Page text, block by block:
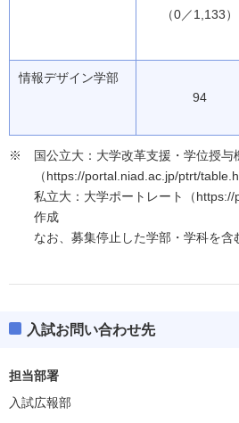
（0／1,133）
情報デザイン学部
94
国公立大：大学改革支援・学位授与
（https://portal.niad.ac.jp/ptrt/
私立大：大学ポートレート（
作成
なお、募集停止した学部・学科を含
入試お問い合わせ先
担当部署
入試広報部